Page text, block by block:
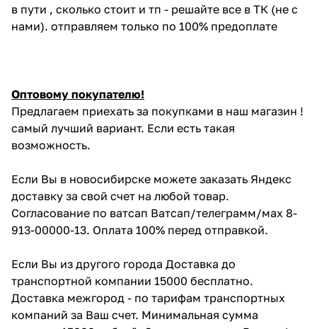
в пути , сколько стоит и тп - решайте все в ТК (не с
нами). отправляем только по 100% предоплате
Оптовому покупателю!
Предлагаем приехать за покупками в наш магазин !
самый лучший вариант. Если есть такая
возможность.
Если Вы в новосибирске можете заказать Яндекс
доставку за свой счет на любой товар.
Согласование по ватсап Ватсап/телеграмм/мах 8-
913-00000-13. Оплата 100% перед отправкой.
Если Вы из другого города Доставка до
транспортной компании 15000 бесплатно.
Доставка межгород - по тарифам транспортных
компаний за Ваш счет. Минимальная сумма